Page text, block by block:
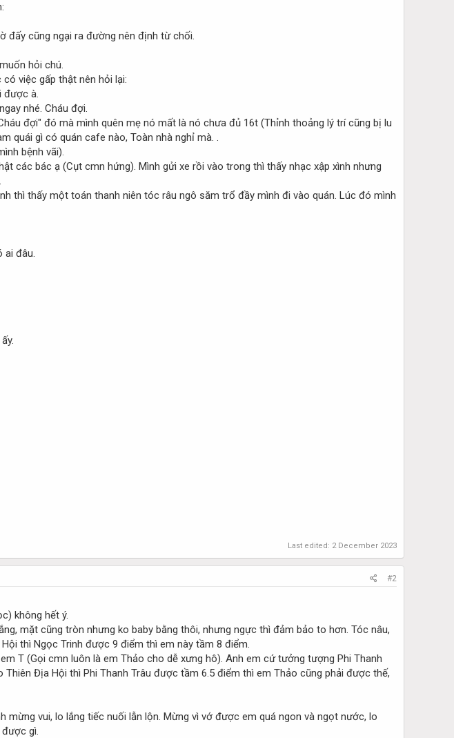
đấy cũng ngại ra đường nên định từ chối.
hỏi chú.
việc gấp thật nên hỏi lại:
được à.
nhé. Cháu đợi.
đợi" đó mà mình quên mẹ nó mất là nó chưa đủ 16t (Thỉnh thoảng lý trí cũng bị lu
quái gì có quán cafe nào, Toàn nhà nghỉ mà. .
bệnh vãi).
các bác ạ (Cụt cmn hứng). Mình gửi xe rồi vào trong thì thấy nhạc xập xình nhưng
thì thấy một toán thanh niên tóc râu ngô săm trổ đầy mình đi vào quán. Lúc đó mình
ai đâu.
Last edited: 2 December 2023
#2
không hết ý.
mặt cũng tròn nhưng ko baby bằng thôi, nhưng ngực thì đảm bảo to hơn. Tóc nâu,
thì Ngọc Trinh được 9 điểm thì em này tầm 8 điểm.
T (Gọi cmn luôn là em Thảo cho dễ xưng hô). Anh em cứ tưởng tượng Phi Thanh
Địa Hội thì Phi Thanh Trâu được tầm 6.5 điểm thì em Thảo cũng phải được thế,
vui, lo lắng tiếc nuối lẫn lộn. Mừng vì vớ được em quá ngon và ngọt nước, lo
gì.